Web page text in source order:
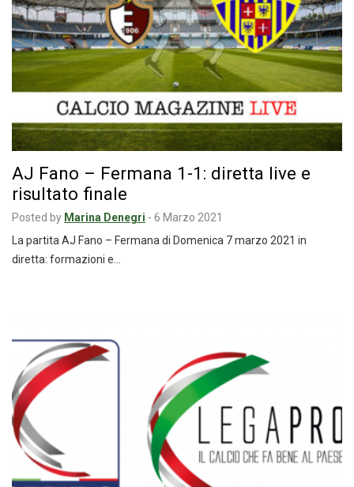
AJ Fano – Fermana 1-1: diretta live e
risultato finale
Posted by Marina Denegri - 6 Marzo 2021
La partita AJ Fano – Fermana di Domenica 7 marzo 2021 in
diretta: formazioni e…